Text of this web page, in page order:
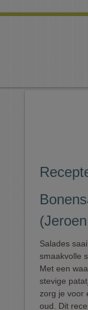
Salades
smaakvolle
Met een
stevige
zorg je voor
oud. Dit